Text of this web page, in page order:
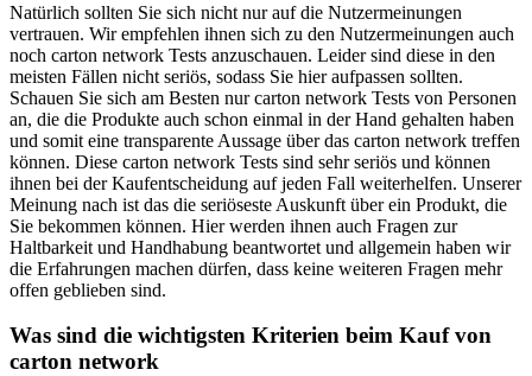
Natürlich sollten Sie sich nicht nur auf die Nutzermeinungen
vertrauen. Wir empfehlen ihnen sich zu den Nutzermeinungen auch
noch carton network Tests anzuschauen. Leider sind diese in den
meisten Fällen nicht seriös, sodass Sie hier aufpassen sollten.
Schauen Sie sich am Besten nur carton network Tests von Personen
an, die die Produkte auch schon einmal in der Hand gehalten haben
und somit eine transparente Aussage über das carton network treffen
können. Diese carton network Tests sind sehr seriös und können
ihnen bei der Kaufentscheidung auf jeden Fall weiterhelfen. Unserer
Meinung nach ist das die seriöseste Auskunft über ein Produkt, die
Sie bekommen können. Hier werden ihnen auch Fragen zur
Haltbarkeit und Handhabung beantwortet und allgemein haben wir
die Erfahrungen machen dürfen, dass keine weiteren Fragen mehr
offen geblieben sind.
Was sind die wichtigsten Kriterien beim Kauf von
carton network